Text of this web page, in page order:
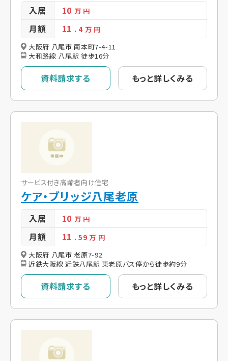
入居 10万 円
月額 11 . 4 万 円
大阪府 八尾市 南本町7-4-11
大和路線 八尾駅 徒歩16分
資料請求する もっと詳しくみる
サービス付き高齢者向け住宅
ケア・ブリッジ八尾老原
入居 10万 円
月額 11 . 59万 円
大阪府 八尾市 老原7-92
近鉄大阪線 近鉄八尾駅 東老原バス停から徒歩約9分
資料請求する もっと詳しくみる